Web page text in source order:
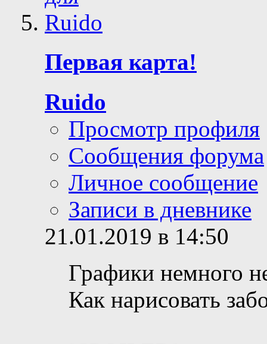
Первая карта!
Ruido
Просмотр профиля
Сообщения форума
Личное сообщение
Записи в дневнике
21.01.2019 в 14:50
Графики немного
Как нарисовать